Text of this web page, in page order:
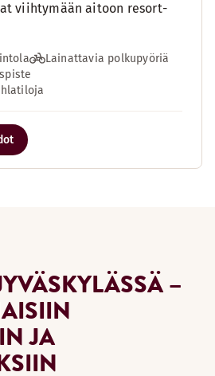
viihtymään aitoon resort-
Lainattavia polkupyöriä
–
JA